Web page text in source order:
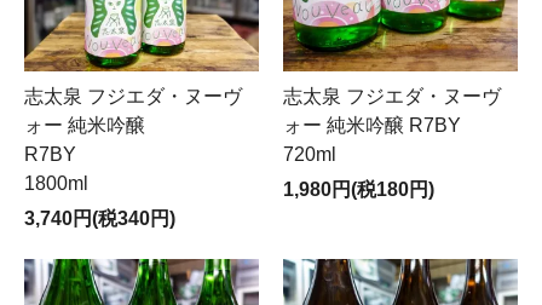
志太泉 フジエダ・ヌーヴ
ォー 純米吟醸
R7BY
1800ml
3,740円(税340円)
志太泉 フジエダ・ヌーヴ
ォー 純米吟醸 R7BY
720ml
1,980円(税180円)